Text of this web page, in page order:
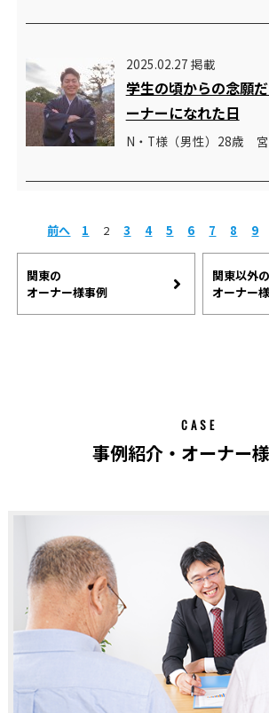
2025.02.27 掲載
学生の頃からの念願
ーナーになれた日
N・T様（男性）28歳
前へ 1 2 3 4 5 6 7 8 9
関東の
オーナー様事例
関東以外の
オーナー
CASE
事例紹介・オーナー